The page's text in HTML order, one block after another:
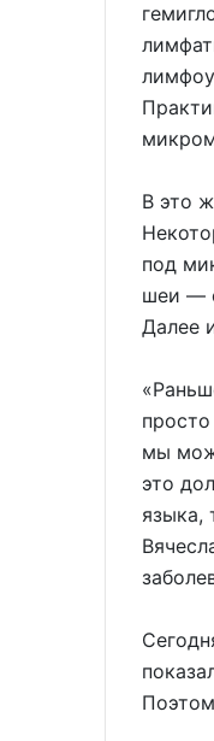
В это
под
шеи —
Далее
мы
это
языка,